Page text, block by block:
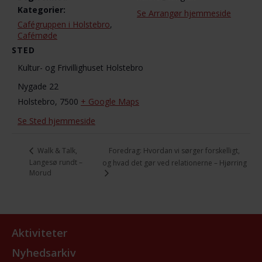
Kategorier:
Cafégruppen i Holstebro,
Cafémøde
STED
Kultur- og Frivillighuset Holstebro
Nygade 22
Holstebro, 7500 + Google Maps
Se Sted hjemmeside
Se Arrangør hjemmeside
Walk & Talk,
Langesø rundt –
Morud
Foredrag: Hvordan vi sørger forskelligt,
og hvad det gør ved relationerne – Hjørring
Aktiviteter
Nyhedsarkiv